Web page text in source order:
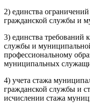
2) единства
гражданской службы и
3) единства требований
службы и
профессиональному
муниципальных
4) учета стажа
гражданской службы и
исчислении стажа